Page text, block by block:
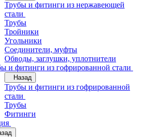
Трубы и фитинги из нержавеющей
стали
Трубы
Тройники
Угольники
Соединители, муфты
Обводы, заглушки, уплотнители
и фитинги из гофрированной стали
Назад
Трубы и фитинги из гофрированной
стали
Трубы
Фитинги